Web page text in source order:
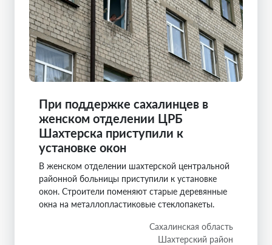
При поддержке сахалинцев в
женском отделении ЦРБ
Шахтерска приступили к
установке окон
В женском отделении шахтерской центральной
районной больницы приступили к установке
окон. Строители поменяют старые деревянные
окна на металлопластиковые стеклопакеты.
Сахалинская область
Шахтерский район